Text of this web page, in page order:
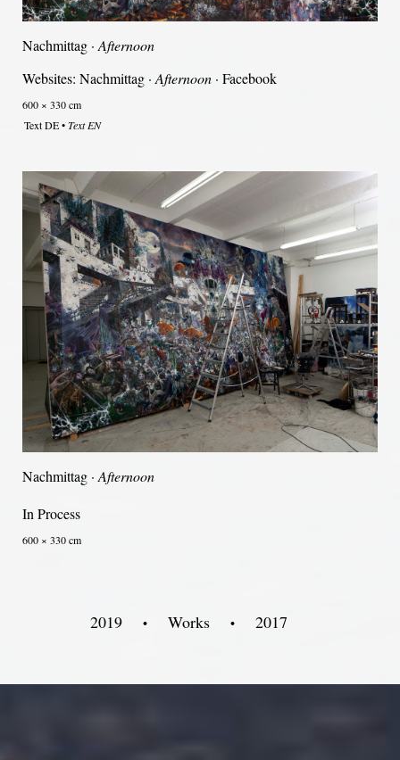
Nachmittag ·Afternoon
Websites: Nachmittag ·Afternoon · Facebook
600 × 330 cm
Text DE•Text EN
Nachmittag ·Afternoon
In Process
600 × 330 cm
2019 Works 2017